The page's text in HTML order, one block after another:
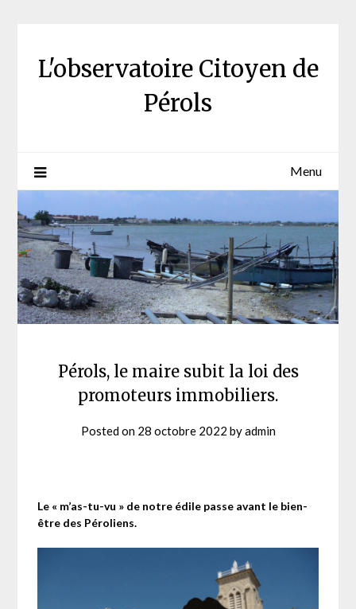
L'observatoire Citoyen de
Pérols
Menu
Pérols, le maire subit la loi des
promoteurs immobiliers.
Posted on 28 octobre 2022 byadmin
Le « m’as-tu-vu » de notre édile passe avant le bien-
être des Péroliens.